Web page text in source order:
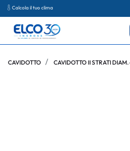
Calcola il tuo clima
CAVIDOTTO CAVIDOTTO II STRATI